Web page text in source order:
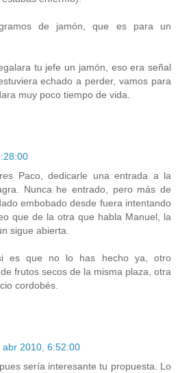
de jamón, que es para un
tu jefe un jamón, eso era señal
echado a perder, vamos para
muy poco tiempo de vida.
Paco, dedicarle una entrada a la
Nunca he entrado, pero más de
embobado desde fuera intentando
que de la otra que habla Manuel, la
sigue abierta.
es que no lo has hecho ya, otro
frutos secos de la misma plaza, otra
cordobés.
abr 2010, 6:52:00
sería interesante tu propuesta. Lo